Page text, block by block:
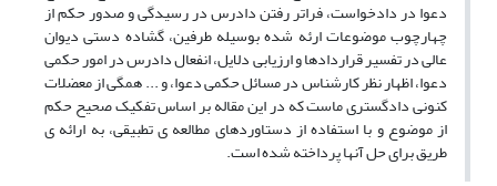
دعوا در دادخواست، فراتر رفتن دادرس در رسیدگی و صدور حکم از
چهارچوب موضوعات ارئه شده بوسیله طرفین، گشاده دستی دیوان
عالی در تفسیر قراردادها و ارزیابی دلایل، انفعال دادرس در امور حکمی
دعوا، اظهار نظر کارشناس در مسائل حکمی دعوا، و ... همگی از معضلات
کنونی دادگستری ماست که در این مقاله بر اساس تفکیک صحیح حکم
از موضوع و با استفاده از دستاوردهای مطالعه ی تطبیقی، به ارائه ی
طریق برای حل آنها پرداخته شده است.